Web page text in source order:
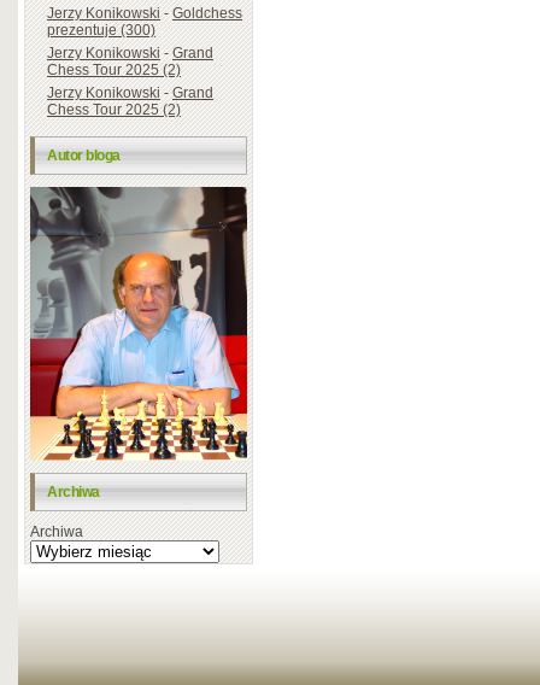
Jerzy Konikowski-Goldchess
prezentuje (300)
Jerzy Konikowski-Grand
Chess Tour 2025 (2)
Jerzy Konikowski-Grand
Chess Tour 2025 (2)
Autor bloga
Archiwa
Archiwa